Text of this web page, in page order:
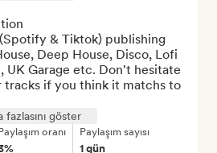
& Tiktok) publishing
Deep House, Disco, Lofi
UK Garage etc. Don't hesitate
tracks if you think it matchs to
fazlasını göster
oranı Paylaşım sayısı
1 gün